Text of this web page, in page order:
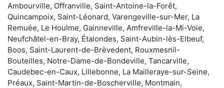
Ambourville, Offranville, Saint-Antoine-la-Forêt,
Quincampoix, Saint-Léonard, Varengeville-sur-Mer, La
Remuée, Le Houlme, Gainneville, Amfreville-la-Mi-Voie,
Neufchâtel-en-Bray, Étalondes, Saint-Aubin-lès-Elbeuf,
Boos, Saint-Laurent-de-Brèvedent, Rouxmesnil-
Bouteilles, Notre-Dame-de-Bondeville, Tancarville,
Caudebec-en-Caux, Lillebonne, La Mailleraye-sur-Seine,
Préaux, Saint-Martin-de-Boscherville, Montmain,